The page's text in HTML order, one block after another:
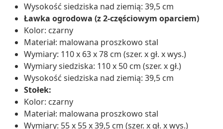
Wysokość siedziska nad ziemią: 39,5 cm
Ławka ogrodowa (z 2-częściowym oparciem)
Kolor: czarny
Materiał: malowana proszkowo stal
Wymiary: 110 x 63 x 78 cm (szer. x gł. x wys.)
Wymiary siedziska: 110 x 50 cm (szer. x gł.)
Wysokość siedziska nad ziemią: 39,5 cm
Stołek:
Kolor: czarny
Materiał: malowana proszkowo stal
Wymiary: 55 x 55 x 39,5 cm (szer. x gł. x wys.)